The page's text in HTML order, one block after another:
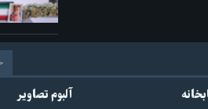
آلبوم تصاویر